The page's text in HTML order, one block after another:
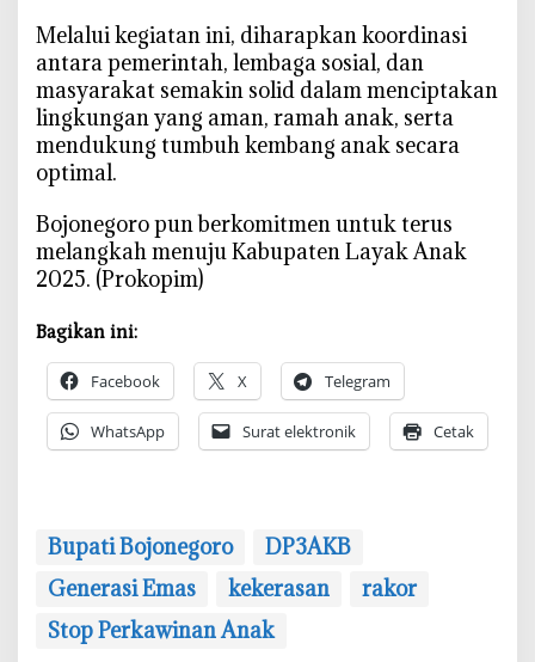
‎Melalui kegiatan ini, diharapkan koordinasi
antara pemerintah, lembaga sosial, dan
masyarakat semakin solid dalam menciptakan
lingkungan yang aman, ramah anak, serta
mendukung tumbuh kembang anak secara
optimal.
‎Bojonegoro pun berkomitmen untuk terus
melangkah menuju Kabupaten Layak Anak
2025. (Prokopim)
Bagikan ini:
Facebook X Telegram
WhatsApp Surat elektronik Cetak
Bupati Bojonegoro
DP3AKB
Generasi Emas
kekerasan
rakor
Stop Perkawinan Anak